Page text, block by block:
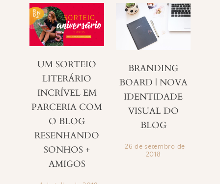
UM SORTEIO
LITERÁRIO
INCRÍVEL EM
PARCERIA COM
O BLOG
RESENHANDO
SONHOS +
AMIGOS
BRANDING
BOARD | NOVA
IDENTIDADE
VISUAL DO
BLOG
26 de setembro de
2018